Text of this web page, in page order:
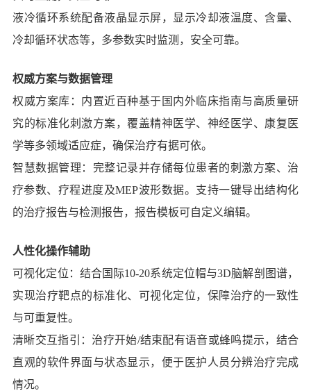
液冷循环系统配备液晶显示屏，显示冷却液温度、含量、
冷却循环状态等，多参数实时监测，安全可靠。
权威方案与数据管理
权威方案库：内置近百种基于国内外临床指南与高质量研
究的标准化刺激方案，覆盖精神医学、神经医学、康复医
学等多领域适应症，确保治疗有据可依。
智慧数据管理：完整记录并存储每位患者的刺激方案、治
疗参数、疗程进度及MEP波形数据。支持一键导出结构化
的治疗报告与检测报告，报告模板可自定义编辑。
人性化操作辅助
可视化定位：结合国际10-20系统定位帽与3D脑解剖图谱，
实现治疗靶点的标准化、可视化定位，保障治疗的一致性
与可重复性。
清晰交互指引：治疗开始/结束配有语音或蜂鸣提示，结合
直观的软件界面与状态显示，便于医护人员分辨治疗完成
情况。